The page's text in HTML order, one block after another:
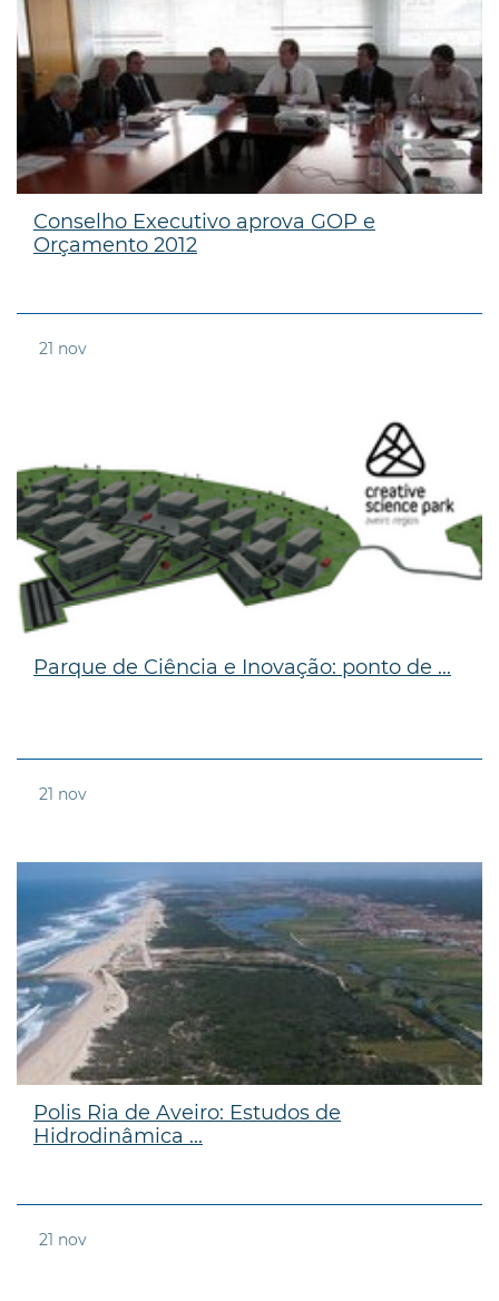
Conselho Executivo aprova GOP e
Orçamento 2012
21 nov
Parque de Ciência e Inovação: ponto de ...
21 nov
Polis Ria de Aveiro: Estudos de
Hidrodinâmica ...
21 nov